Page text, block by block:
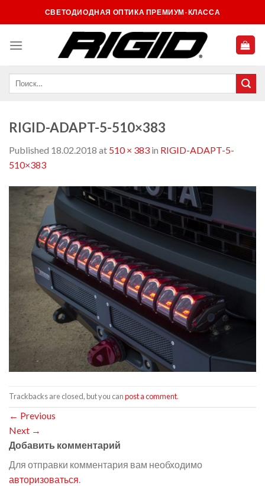
to
СВЕТОДИОДНАЯ ОПТИКА ПРЕМИУМ-КЛАССА
RIGID-ADAPT-5-510×383
Published 18.02.2018 at 510 × 383 in RIGID-ADAPT-5-
510×383
Trackbacks are closed, but you canpost a comment.
← Previous
Next →
Добавить комментарий
Для отправки комментария вам необходимо
авторизоваться.